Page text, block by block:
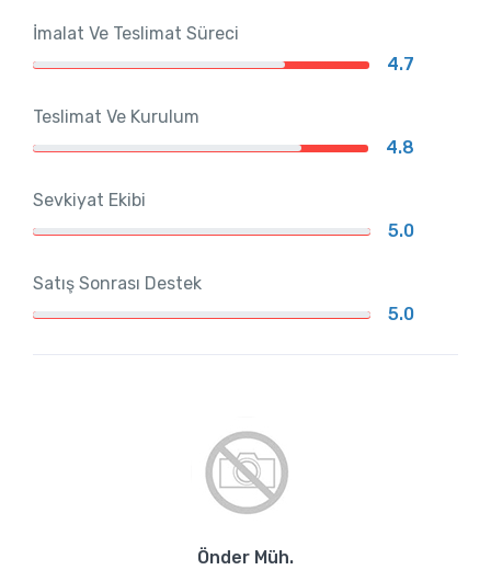
İmalat Ve Teslimat Süreci
4.7
Teslimat Ve Kurulum
4.8
Sevkiyat Ekibi
5.0
Satış Sonrası Destek
5.0
Önder Müh.